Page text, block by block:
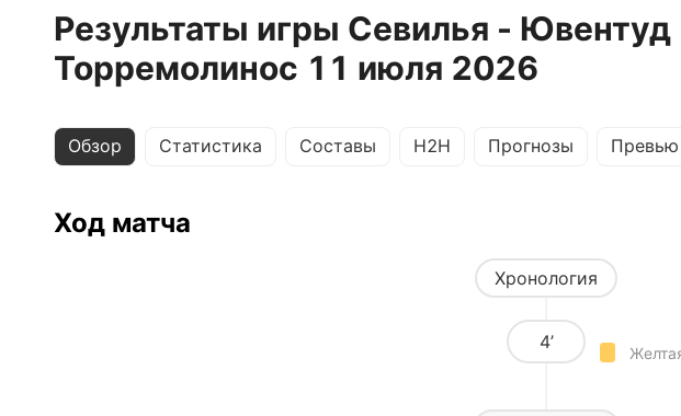
Результаты игры Севилья - Ювентуд
Торремолинос 11 июля 2026
Обзор Статистика Составы H2H Прогнозы Превью
Ход матча
Хронология
4’